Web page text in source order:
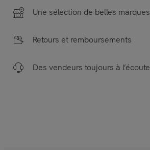
Une sélection de belles marques
Retours et remboursements
Des vendeurs toujours à l’écoute